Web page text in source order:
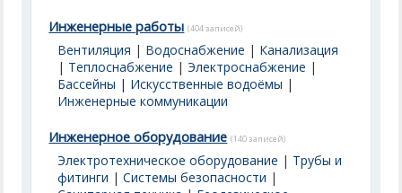
Инженерные работы (404 записей)
Вентиляция | Водоснабжение | Канализация
| Теплоснабжение |Электроснабжение |
Бассейны | Искусственные водоёмы |
Инженерные коммуникации
Инженерное оборудование (140 записей)
Электротехническое оборудование | Трубы и
фитинги |Системы безопасности |